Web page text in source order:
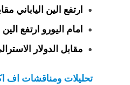
ارتفع الين الياباني
امام اليورو ارتفع الين بنسبة 0.09% ليتداول اليورو ين
مقابل الدولار
تحليلات ومناقشات اف